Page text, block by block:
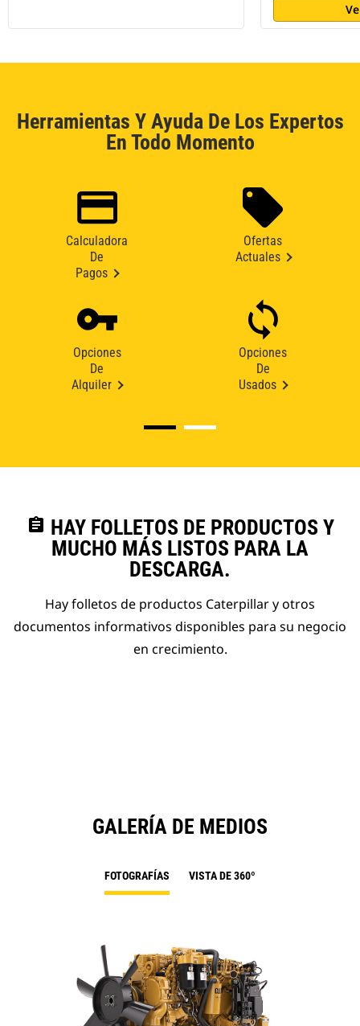
Herramientas Y Ayuda De Los Expertos
En Todo Momento
Calculadora
De
Pagos
Ofertas
Actuales
Opciones
De
Alquiler
Opciones
De
Usados
assignment HAY FOLLETOS DE PRODUCTOS Y
MUCHO MÁS LISTOS PARA LA
DESCARGA.
Hay folletos de productos Caterpillar y otros
documentos informativos disponibles para su negocio
en crecimiento.
GALERÍA DE MEDIOS
FOTOGRAFÍAS VISTA DE 360º